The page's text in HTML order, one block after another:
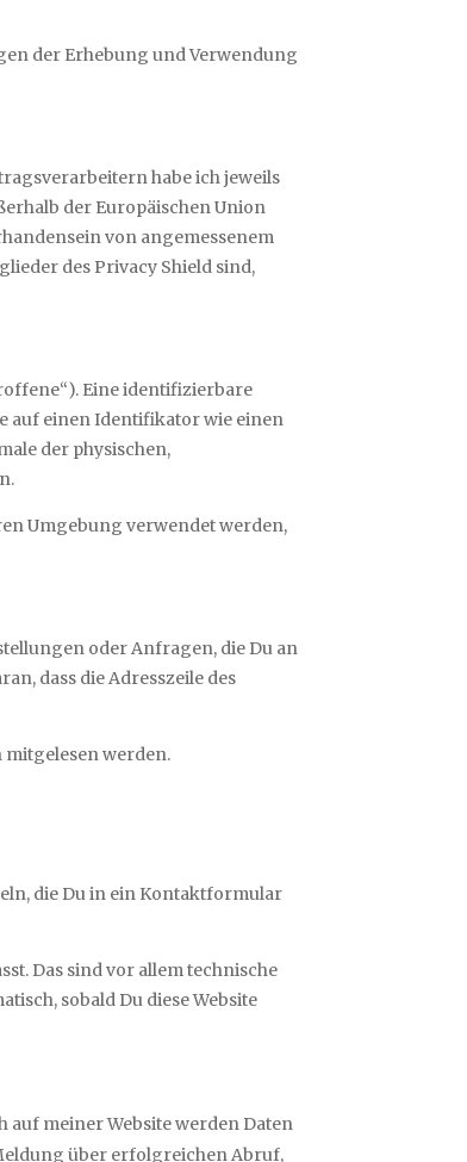
der Erhebung und Verwendung
habe ich jeweils
der Europäischen Union
von angemessenem
des Privacy Shield sind,
Eine identifizierbare
auf einen Identifikator wie einen
der physischen,
Umgebung verwendet werden,
oder Anfragen, die Du an
dass die Adresszeile des
mitgelesen werden.
die Du in ein Kontaktformular
Das sind vor allem technische
sobald Du diese Website
auf meiner Website werden Daten
über erfolgreichen Abruf,